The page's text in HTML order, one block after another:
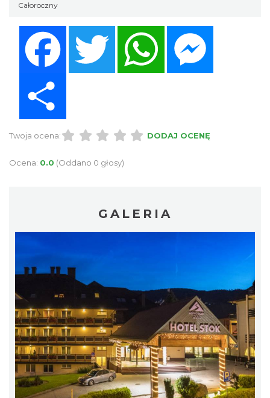
Całoroczny
Twitter WhatsApp
Twoja ocena: DODAJ OCENĘ
Ocena: 0.0 (Oddano 0 głosy)
GALERIA